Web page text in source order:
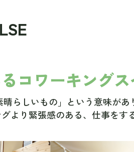
コワーキング
らしいもの」という意味があ
より緊張感のある、仕事を